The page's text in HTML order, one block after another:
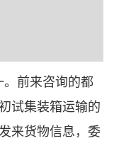
。前来咨询的都
试集装箱运输的
来货物信息，委